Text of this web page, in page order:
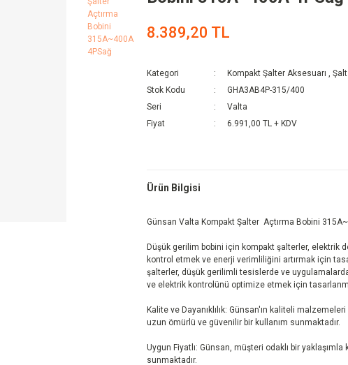
8.389,20 TL
Kategori Kompakt Şalter Aksesuarı ,
Stok Kodu
GHA3AB4P-315/400
Seri
Valta
Fiyat
6.991,00 TL + KDV
Ürün Bilgisi
Günsan Valta Kompakt Şalter Açtırma Bobini
Düşük gerilim bobini için kompakt şalterler, elektrik
kontrol etmek ve enerji verimliliğini artırmak için
şalterler, düşük gerilimli tesislerde ve
ve elektrik kontrolünü optimize etmek için
Kalite ve Dayanıklılık: Günsan'ın kaliteli
uzun ömürlü ve güvenilir bir kullanım sunmaktadır.
Uygun Fiyatlı: Günsan, müşteri odaklı bir
sunmaktadır.